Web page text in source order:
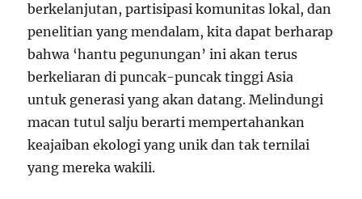
berkelanjutan, partisipasi komunitas lokal, dan
penelitian yang mendalam, kita dapat berharap
bahwa ‘hantu pegunungan’ ini akan terus
berkeliaran di puncak-puncak tinggi Asia
untuk generasi yang akan datang. Melindungi
macan tutul salju berarti mempertahankan
keajaiban ekologi yang unik dan tak ternilai
yang mereka wakili.